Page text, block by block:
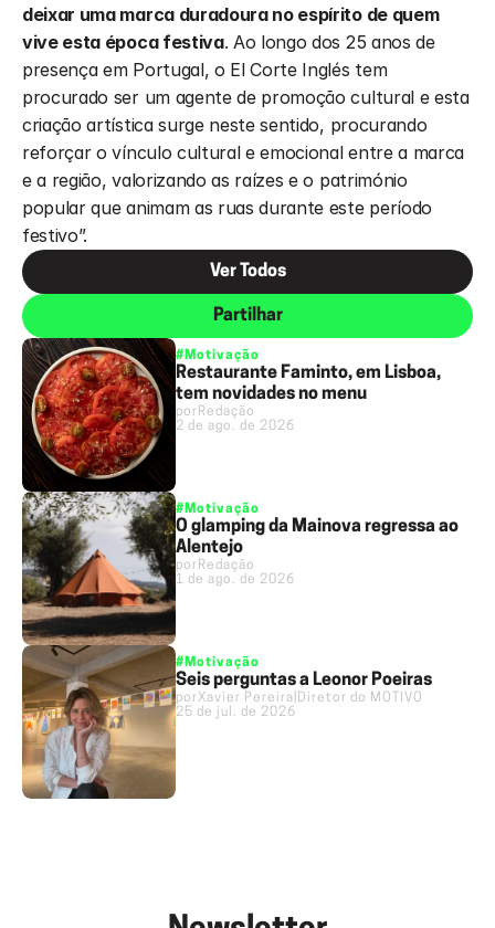
deixar uma marca duradoura no espírito de quem
vive esta época festiva. Ao longo dos 25 anos de
presença em Portugal, o El Corte Inglés tem
procurado ser um agente de promoção cultural e esta
criação artística surge neste sentido, procurando
reforçar o vínculo cultural e emocional entre a marca
e a região, valorizando as raízes e o património
popular que animam as ruas durante este período
festivo”.
Ver Todos
Partilhar
#Motivação
Restaurante Faminto, em Lisboa,
tem novidades no menu
por Redação
2 de ago. de 2026
#Motivação
O glamping da Mainova regressa ao
Alentejo
por Redação
1 de ago. de 2026
#Motivação
Seis perguntas a Leonor Poeiras
porXavier Pereira Diretor do MOTIVO
25 de jul. de 2026